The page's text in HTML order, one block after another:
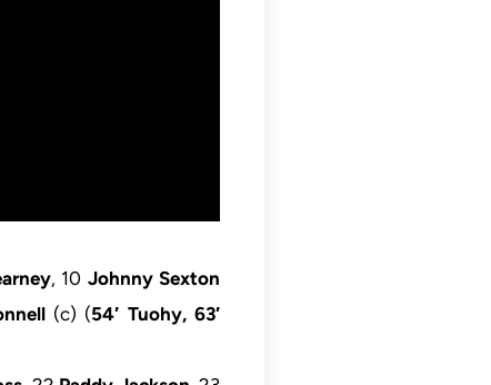
, 10 Johnny Sexton
(c) (54′ Tuohy, 63′